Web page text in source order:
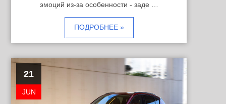
эмоций из-за особенности - заде …
ПОДРОБНЕЕ »
21
JUN